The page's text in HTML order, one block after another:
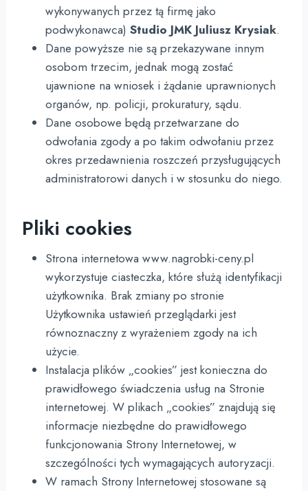
wykonywanych przez tą firmę jako
podwykonawca) Studio JMK Juliusz Krysiak.
Dane powyższe nie są przekazywane innym
osobom trzecim, jednak mogą zostać
ujawnione na wniosek i żądanie uprawnionych
organów, np. policji, prokuratury, sądu.
Dane osobowe będą przetwarzane do
odwołania zgody a po takim odwołaniu przez
okres przedawnienia roszczeń przysługujących
administratorowi danych i w stosunku do niego.
Pliki cookies
Strona internetowa www.nagrobki-ceny.pl
wykorzystuje ciasteczka, które służą identyfikacji
użytkownika. Brak zmiany po stronie
Użytkownika ustawień przeglądarki jest
równoznaczny z wyrażeniem zgody na ich
użycie.
Instalacja plików „cookies” jest konieczna do
prawidłowego świadczenia usług na Stronie
internetowej. W plikach „cookies” znajdują się
informacje niezbędne do prawidłowego
funkcjonowania Strony Internetowej, w
szczególności tych wymagających autoryzacji.
W ramach Strony Internetowej stosowane są